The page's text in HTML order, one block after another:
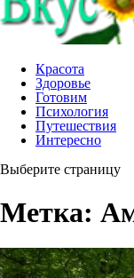
Красота
Здоровье
Готовим
Психология
Путешествия
Интересно
Выберите страницу
Метка: